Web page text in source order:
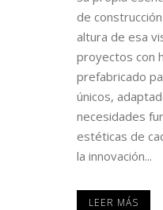
de
altura de esa
proyectos con
prefabricado
únicos,
necesidades
estéticas de
la innovación...
LEER MÁS